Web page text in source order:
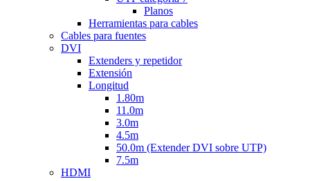
Planos
Herramientas para cables
Cables para fuentes
DVI
Extenders y repetidor
Extensión
Longitud
1.80m
11.0m
3.0m
4.5m
50.0m (Extender DVI sobre UTP)
7.5m
HDMI